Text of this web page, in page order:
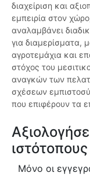
διαχείριση και
εμπειρία στον
αναλαμβάνει
για διαμερίσματα,
αγροτεμάχια και
στόχος του
αναγκών των
σχέσεων
που επιφέρουν τα
ιστότοπους
Μόνο οι